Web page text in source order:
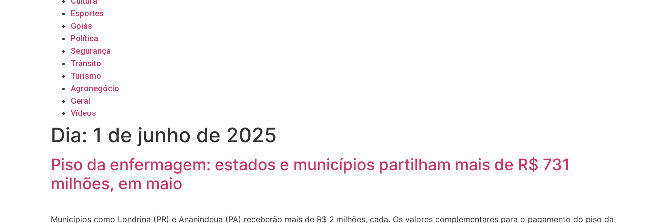
Esportes
Goiás
Política
Segurança
Trânsito
Turismo
Agronegócio
Geral
Vídeos
Dia: 1 de junho de 2025
Piso da enfermagem: estados e municípios partilham mais de R$ 731
milhões, em maio
Municípios como Londrina (PR) e Ananindeua (PA) receberão mais de R$ 2 milhões, cada. Os valores complementares para o pagamento do piso da